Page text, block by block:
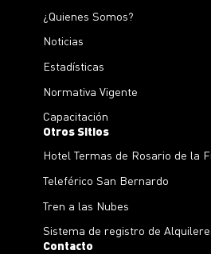
¿Quienes Somos?
Noticias
Estadísticas
Normativa Vigente
Capacitación
Otros Sitios
Hotel Termas de Rosario de la
Teleférico San Bernardo
Tren a las Nubes
Sistema de registro de
Contacto